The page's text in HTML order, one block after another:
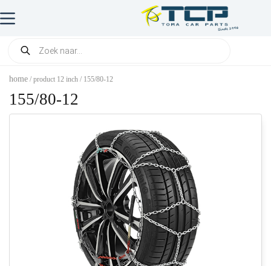
home / product 12 inch / 155/80-12
155/80-12